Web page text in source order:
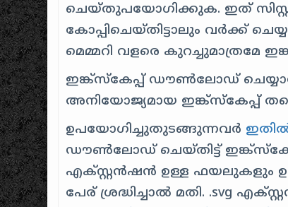
ചെയ്തുപയോഗിക്കുക. ഇത്
കോപ്പിചെയ്തിട്ടാലും വർക്ക്
മെമ്മറി വളരെ കുറച്ചുമാത്രമേ
ഇങ്ക്‌സ്കേപ്പ് ഡൗൺലോഡ്
അനിയോജ്യമായ ഇങ്ക്സ്കേപ്പ്
ഉപയോഗിച്ചുതുടങ്ങുന്നവർ
ഡൗൺലോഡ് ചെയ്തിട്ട്
എക്സ്റ്റൻഷൻ ഉള്ള ഫയലുകളും
പേര് ശ്രദ്ധിച്ചാൽ മതി. .svg